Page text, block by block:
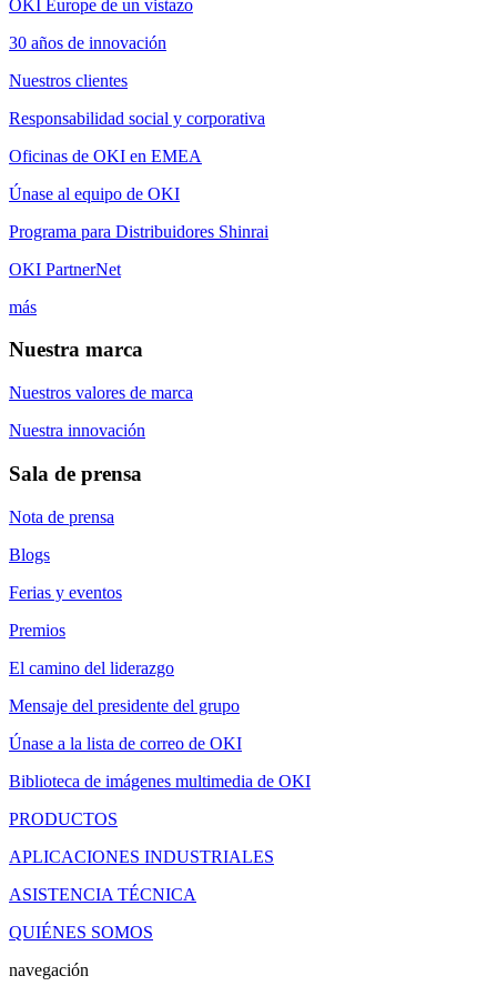
OKI Europe de un vistazo
30 años de innovación
Nuestros clientes
Responsabilidad social y corporativa
Oficinas de OKI en EMEA
Únase al equipo de OKI
Programa para Distribuidores Shinrai
OKI PartnerNet
más
Nuestra marca
Nuestros valores de marca
Nuestra innovación
Sala de prensa
Nota de prensa
Blogs
Ferias y eventos
Premios
El camino del liderazgo
Mensaje del presidente del grupo
Únase a la lista de correo de OKI
Biblioteca de imágenes multimedia de OKI
PRODUCTOS
APLICACIONES INDUSTRIALES
ASISTENCIA TÉCNICA
QUIÉNES SOMOS
navegación